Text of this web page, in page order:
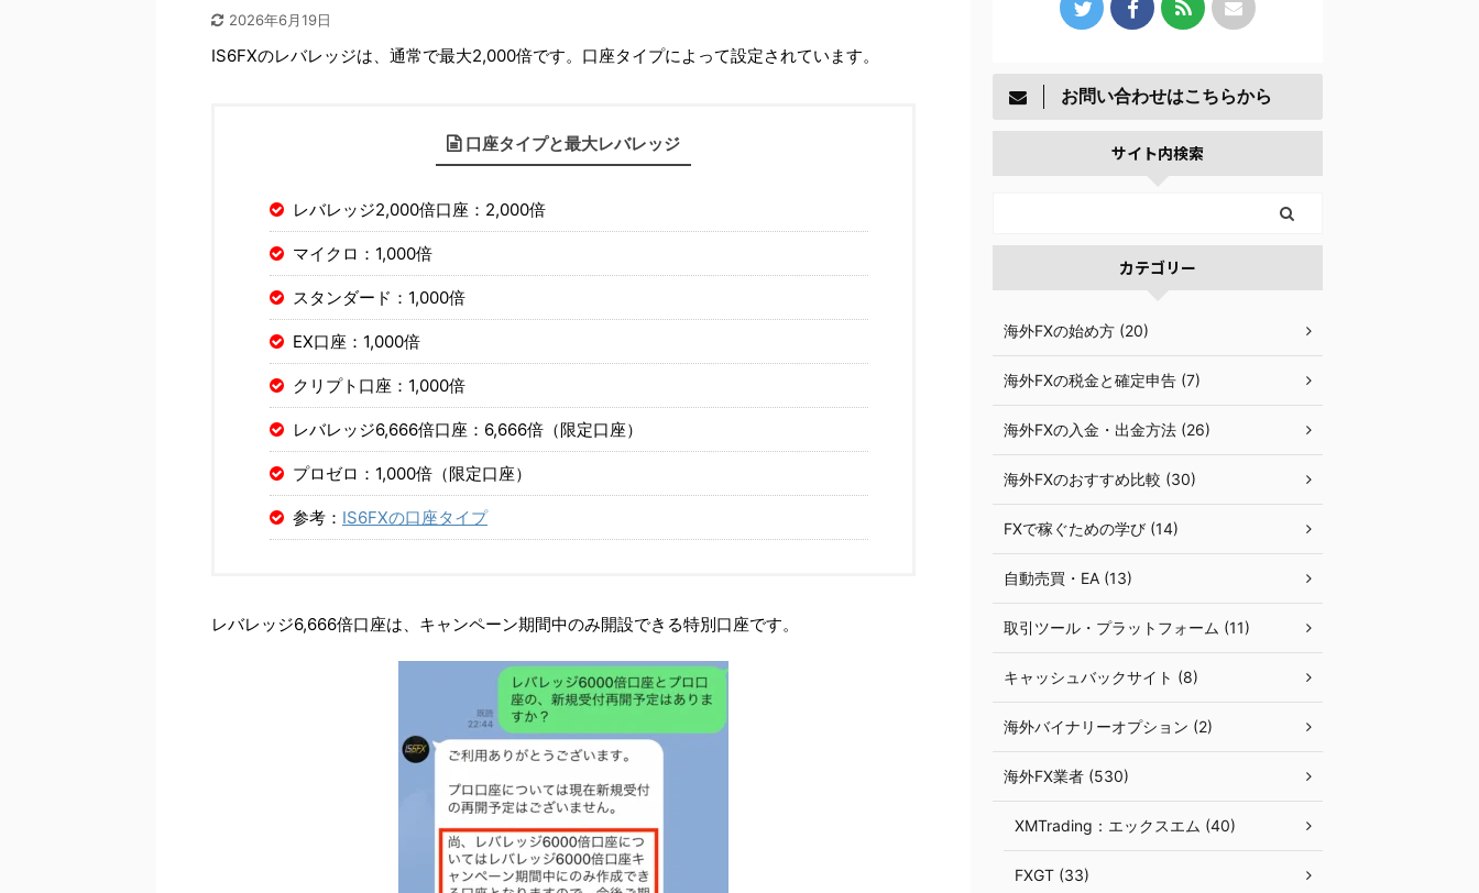
2026年6月19日
IS6FXのレバレッジは、通常で最大2,000倍です。口座タイプによって設定されています。
口座タイプと最大レバレッジ
レバレッジ2,000倍口座：2,000倍
マイクロ：1,000倍
スタンダード：1,000倍
EX口座：1,000倍
クリプト口座：1,000倍
レバレッジ6,666倍口座：6,666倍（限定口座）
プロゼロ：1,000倍（限定口座）
参考： IS6FXの口座タイプ
レバレッジ6,666倍口座は、キャンペーン期間中のみ開設できる特別口座です。
お問い合わせはこちらから
サイト内検索
カテゴリー
海外FXの始め方 (20)
海外FXの税金と確定申告 (7)
海外FXの入金・出金方法 (26)
海外FXのおすすめ比較 (30)
FXで稼ぐための学び (14)
自動売買・EA (13)
取引ツール・プラットフォーム (11)
キャッシュバックサイト (8)
海外バイナリーオプション (2)
海外FX業者 (530)
XMTrading：エックスエム (40)
FXGT (33)